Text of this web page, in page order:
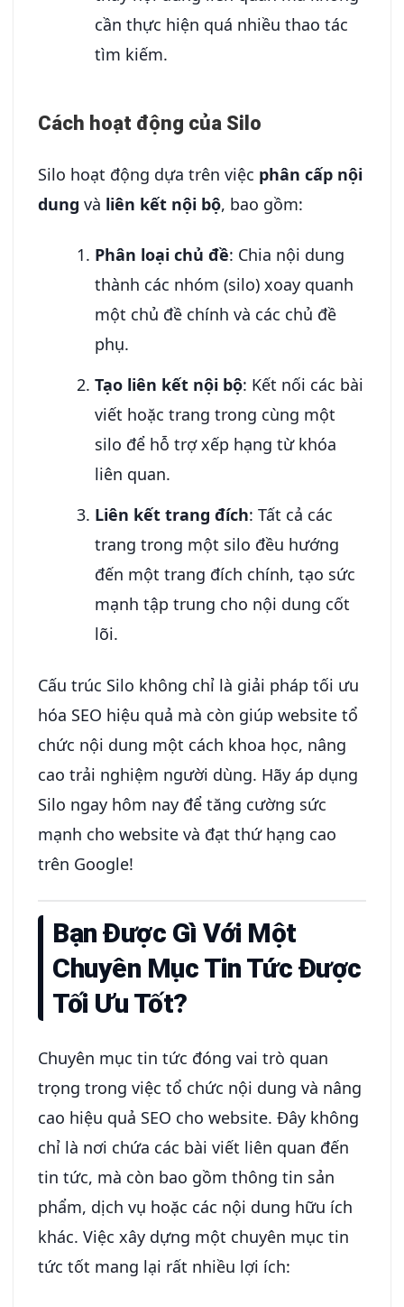
cần thực hiện quá nhiều thao tác
tìm kiếm.
Cách hoạt động của Silo
Silo hoạt động dựa trên việc phân cấp nội
dung và liên kết nội bộ, bao gồm:
Phân loại chủ đề: Chia nội dung
thành các nhóm (silo) xoay quanh
một chủ đề chính và các chủ đề
phụ.
Tạo liên kết nội bộ: Kết nối các bài
viết hoặc trang trong cùng một
silo để hỗ trợ xếp hạng từ khóa
liên quan.
Liên kết trang đích: Tất cả các
trang trong một silo đều hướng
đến một trang đích chính, tạo sức
mạnh tập trung cho nội dung cốt
lõi.
Cấu trúc Silo không chỉ là giải pháp tối ưu
hóa SEO hiệu quả mà còn giúp website tổ
chức nội dung một cách khoa học, nâng
cao trải nghiệm người dùng. Hãy áp dụng
Silo ngay hôm nay để tăng cường sức
mạnh cho website và đạt thứ hạng cao
trên Google!
Bạn Được Gì Với Một
Chuyên Mục Tin Tức Được
Tối Ưu Tốt?
Chuyên mục tin tức đóng vai trò quan
trọng trong việc tổ chức nội dung và nâng
cao hiệu quả SEO cho website. Đây không
chỉ là nơi chứa các bài viết liên quan đến
tin tức, mà còn bao gồm thông tin sản
phẩm, dịch vụ hoặc các nội dung hữu ích
khác. Việc xây dựng một chuyên mục tin
tức tốt mang lại rất nhiều lợi ích: